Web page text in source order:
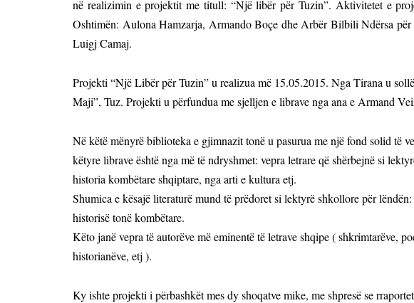
në realizimin e projektit me titull: “Një libër për Tuzin”. Aktivitetet e
Oshtimën: Aulona Hamzarja, Armando Boçe dhe Arbër Bilbili Ndërsa
Luigj Camaj.
Projekti “Një Libër për Tuzin” u realizua më 15.05.2015. Nga Tirana u
Maji”, Tuz. Projekti u përfundua me sjelljen e librave nga ana e Armand
Në këtë mënyrë biblioteka e gjimnazit tonë u pasurua me një fond solid të
këtyre librave është nga më të ndryshmet: vepra letrare që shërbejnë si
historia kombëtare shqiptare, nga arti e kultura etj.
Shumica e kësajë literaturë mund të prëdoret si lektyrë shkollore për
historisë tonë kombëtare.
Këto janë vepra të autorëve më eminentë të letrave shqipe ( shkrimtarëve,
historianëve, etj ).
Ky ishte projekti i përbashkët mes dy shoqatve mike, me shpresë se